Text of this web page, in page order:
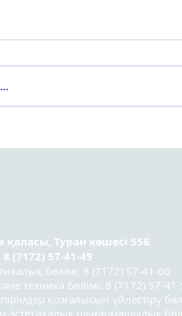
қаласы, Туран көшесі 55Б
(7172) 57-41-49
бөлімі: 8 (7172) 57-41-60
техника бөлімі: 8 (7172) 57-
қозғалысын үйлестіру
эстетикалық шығармашылық